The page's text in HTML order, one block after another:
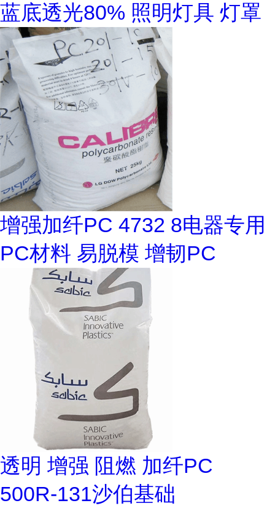
蓝底透光80% 照明灯具 灯罩
增强加纤PC 4732 8电器专用
PC材料 易脱模 增韧PC
透明 增强 阻燃 加纤PC
500R-131沙伯基础